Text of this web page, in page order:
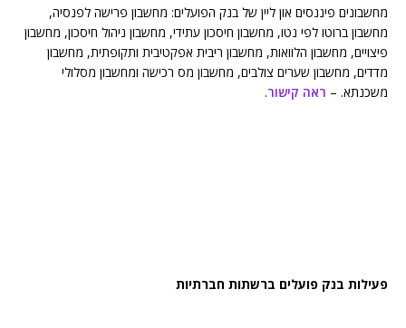
מחשבונים פיננסים און ליין של בנק הפועלים: מחשבון פרישה לפנסיה,
מחשבון ברוטו לפי נטו, מחשבון חיסכון עתידי, מחשבון ניהול חיסכון, מחשבון
פיצויים, מחשבון הלוואות, מחשבון ריבית אפקטיבית ותקופתית, מחשבון
מדדים, מחשבון שערים צולבים, מחשבון מס רכישה ומחשבון מסלולי
משכנתא. – ראה קישור.
פעילות בנק פועלים ברשתות חברתיות